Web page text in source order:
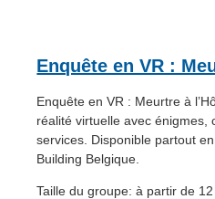
Enquête en VR :
Enquête en VR : Meurtre à
réalité virtuelle avec énigmes,
services. Disponible partout
Building Belgique.
Taille du groupe: à partir de 12